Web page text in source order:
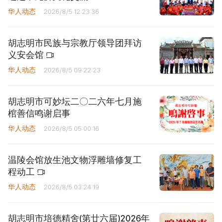
华人动态 2026/8/5 12:23:36
胡志明市民族与宗教厅领导团拜访
义安会馆
华人动态 2026/8/5 09:22:23
胡志明市可妙坛二〇二六年七月施
棺善信鸣谢启事
华人动态 2026/8/5 05:00:16
温陵会馆放生池文物浮雕墙修复工
程动工
华人动态 2026/8/5 03:24:19
胡志明市培德精舍(第廿六届)2026年